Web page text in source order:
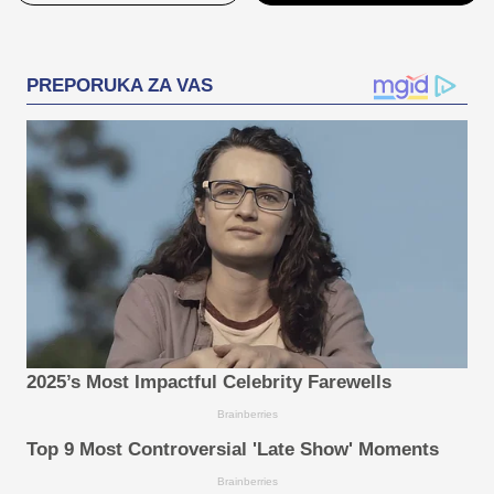
PREPORUKA ZA VAS
2025’s Most Impactful Celebrity Farewells
Brainberries
Top 9 Most Controversial 'Late Show' Moments
Brainberries